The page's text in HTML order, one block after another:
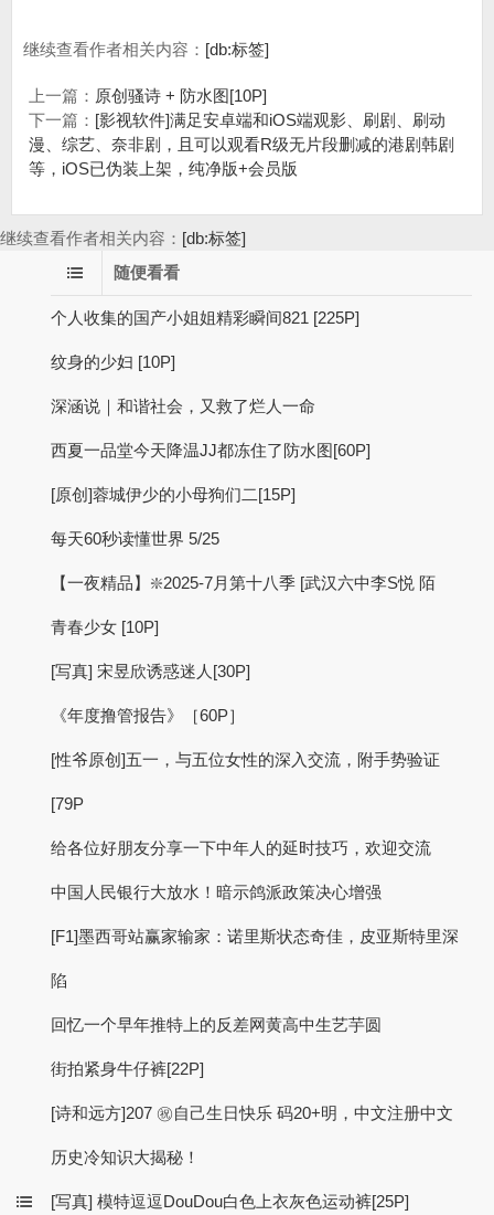
继续查看作者相关内容： [db:标签]
上一篇： 原创骚诗 + 防水图[10P]
下一篇： [影视软件]满足安卓端和iOS端观影、刷剧、刷动
漫、综艺、奈非剧，且可以观看R级无片段删减的港剧韩剧
等，iOS已伪装上架，纯净版+会员版
继续查看作者相关内容： [db:标签]
随便看看
个人收集的国产小姐姐精彩瞬间821 [225P]
纹身的少妇 [10P]
深涵说｜和谐社会，又救了烂人一命
西夏一品堂今天降温JJ都冻住了防水图[60P]
[原创]蓉城伊少的小母狗们二[15P]
每天60秒读懂世界 5/25
【一夜精品】❇️2025-7月第十八季 [武汉六中李S悦 陌
青春少女 [10P]
[写真] 宋昱欣诱惑迷人[30P]
《年度撸管报告》［60P］
[性爷原创]五一，与五位女性的深入交流，附手势验证
[79P
给各位好朋友分享一下中年人的延时技巧，欢迎交流
中国人民银行大放水！暗示鸽派政策决心增强
[F1]墨西哥站赢家输家：诺里斯状态奇佳，皮亚斯特里深
陷
回忆一个早年推特上的反差网黄高中生艺芋圆
街拍紧身牛仔裤[22P]
[诗和远方]207 ㊗️自己生日快乐 码20+明，中文注册中文
历史冷知识大揭秘！
[写真] 模特逗逗DouDou白色上衣灰色运动裤[25P]